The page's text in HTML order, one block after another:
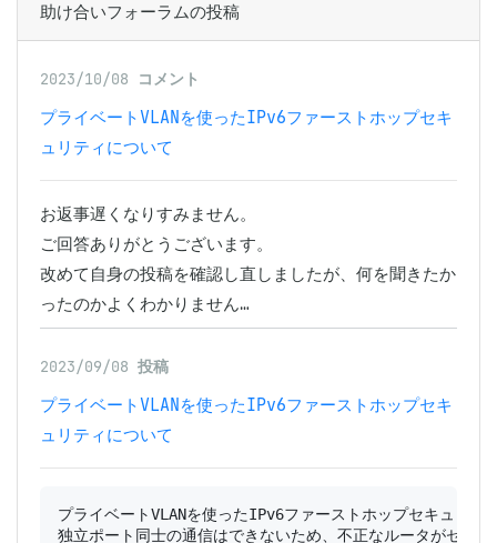
助け合いフォーラムの投稿
2023/10/08 コメント
プライベートVLANを使ったIPv6ファーストホップセキ
ュリティについて
お返事遅くなりすみません。
ご回答ありがとうございます。
改めて自身の投稿を確認し直しましたが、何を聞きたか
ったのかよくわかりません…
2023/09/08 投稿
プライベートVLANを使ったIPv6ファーストホップセキ
ュリティについて
プライベートVLANを使ったIPv6ファーストホップセキュリ